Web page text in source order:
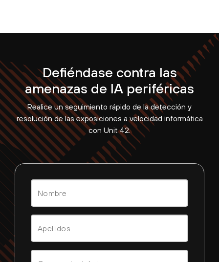
Defiéndase contra las
amenazas de IA periféricas
Realice un seguimiento rápido de la detección y
resolución de las exposiciones a velocidad informática
con Unit 42.